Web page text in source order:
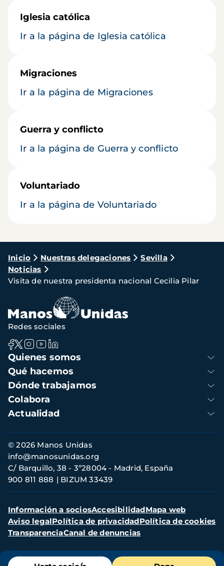
Iglesia católica
Ir a la página de Iglesia católica
Migraciones
Ir a la página de Migraciones
Guerra y conflicto
Ir a la página de Guerra y conflicto
Voluntariado
Ir a la página de Voluntariado
Ruta
de
navegación
Inicio Nuestras delegaciones
Sevilla
Noticias
Visita de nuestra presidenta nacional Cecilia Pilar
Menú
Navegación
principal
Quienes somos
Qué hacemos
Dónde trabajamos
Colabora
Actualidad
Redes sociales
Información
de
contacto
© 2026 Manos Unidas
C/ Barquillo, 38 - 3º28004 - Madrid, España
900 811 888
BIZUM 33439
info@manosunidas.org
Menú
secundario
Información a sociosAccesibilidadMapa web
Aviso legalPolítica de privacidadPolítica de cookies
TransparenciaCanal de denuncias